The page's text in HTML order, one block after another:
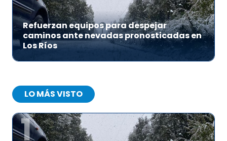
Refuerzan equipos para despejar
caminos ante nevadas pronosticadas en
Los Ríos
LO MÁS VISTO
1